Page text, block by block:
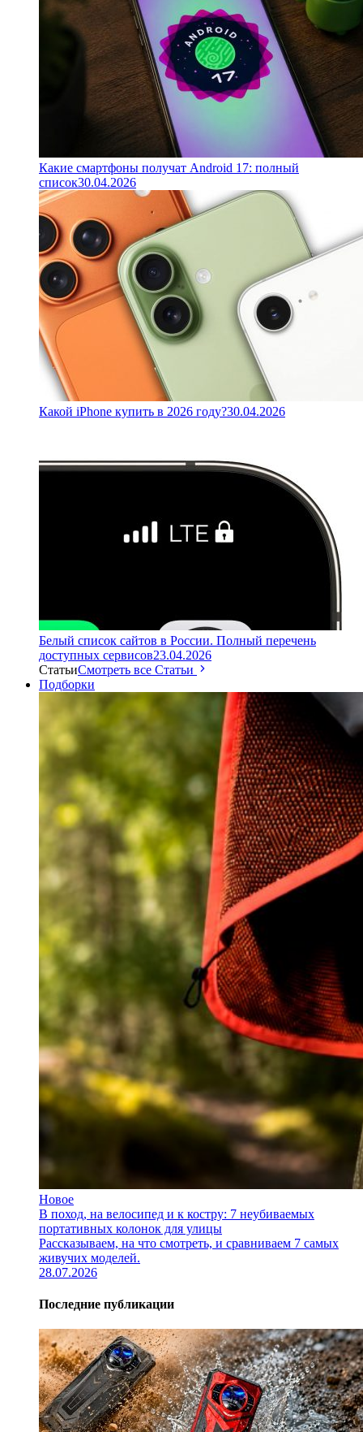
Какие смартфоны получат Android 17: полный
список30.04.2026
Какой iPhone купить в 2026 году?30.04.2026
Белый список сайтов в России. Полный перечень
доступных сервисов23.04.2026
СтатьиСмотреть все Статьи
Подборки
Новое
В поход, на велосипед и к костру: 7 неубиваемых
портативных колонок для улицы
Рассказываем, на что смотреть, и сравниваем 7 самых
живучих моделей.
28.07.2026
Последние публикации